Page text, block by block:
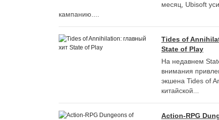
месяц, Ubisoft
кампанию....
Tides of
State of Play
На недавнем
внимания
экшена Tides of
китайской...
Action-RPG